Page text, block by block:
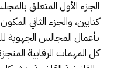
الجزء الأول المتعلق
بأعمال المجالس
كل المهمات الرقابية